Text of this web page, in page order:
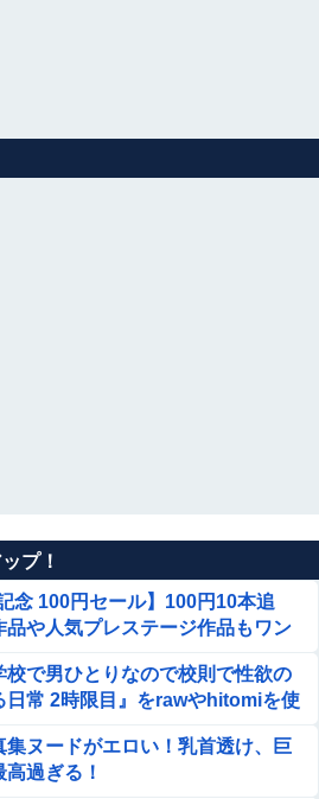
転、限界突破ｗｗｗｗｗｗｗｗｗ
たったの30〜90万円と判明ｗｗｗ
ゴミみたい印刷されたから晒す
と大炎上
帰宅し、気晴らしにゲームやスマ
なのに妊娠中の妻がため息をつき
ゃんとハメ撮りえ●ち♥
プ！
念 100円セール】100円10本追
品や人気プレステージ作品もワン
校で男ひとりなので校則で性欲の
日常 2時限目』をrawやhitomiを使
集ヌードがエロい！乳首透け、巨
過ぎる！